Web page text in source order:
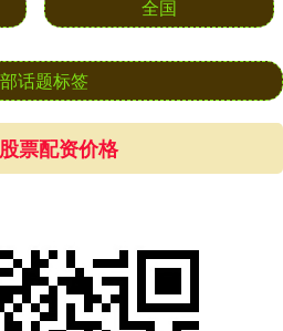
全国
话题标签
票配资价格